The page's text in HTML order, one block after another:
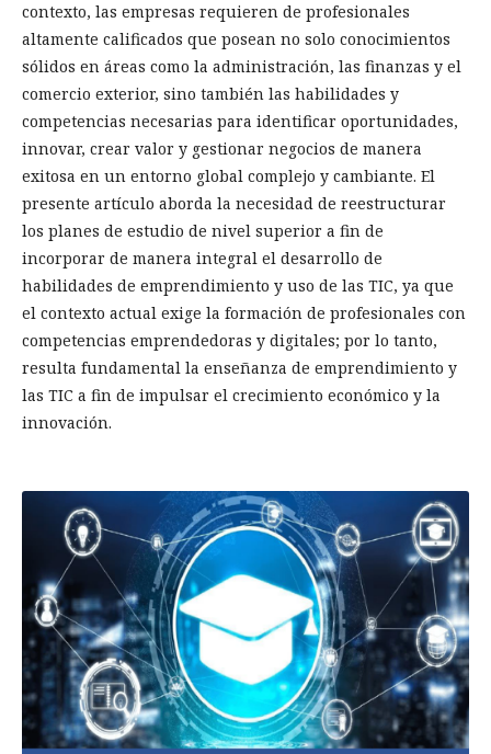
contexto, las empresas requieren de profesionales
altamente calificados que posean no solo conocimientos
sólidos en áreas como la administración, las finanzas y el
comercio exterior, sino también las habilidades y
competencias necesarias para identificar oportunidades,
innovar, crear valor y gestionar negocios de manera
exitosa en un entorno global complejo y cambiante. El
presente artículo aborda la necesidad de reestructurar
los planes de estudio de nivel superior a fin de
incorporar de manera integral el desarrollo de
habilidades de emprendimiento y uso de las TIC, ya que
el contexto actual exige la formación de profesionales con
competencias emprendedoras y digitales; por lo tanto,
resulta fundamental la enseñanza de emprendimiento y
las TIC a fin de impulsar el crecimiento económico y la
innovación.